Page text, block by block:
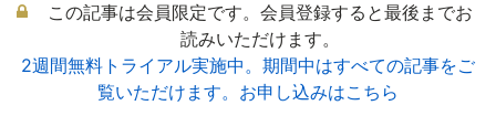
この記事は会員限定です。会員登録すると最後までお
読みいただけます。
2週間無料トライアル実施中。期間中はすべての記事をご
覧いただけます。お申し込みはこちら